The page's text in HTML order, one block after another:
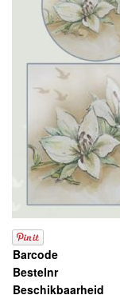
Barcode
Bestelnr
Beschikbaarheid